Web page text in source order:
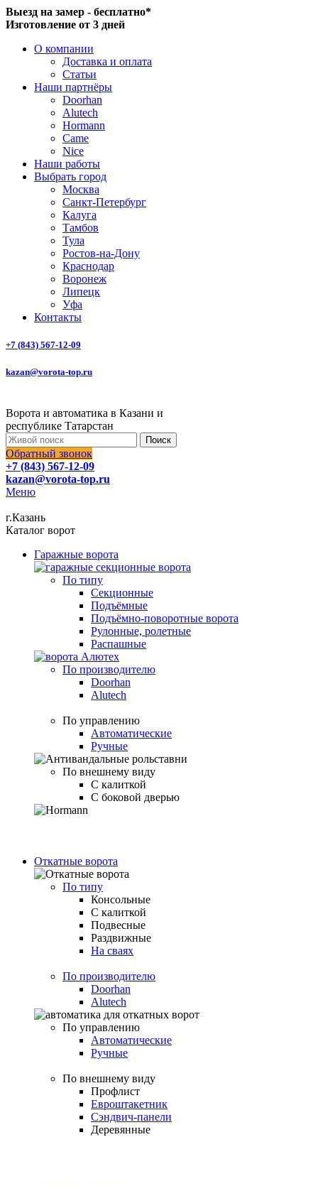
Выезд на замер - бесплатно*
Изготовление от 3 дней
О компании
Доставка и оплата
Статьи
Наши партнёры
Doorhan
Alutech
Hormann
Came
Nice
Наши работы
Выбрать город
Москва
Санкт-Петербург
Калуга
Тамбов
Тула
Ростов-на-Дону
Краснодар
Воронеж
Липецк
Уфа
Контакты
+7 (843) 567-12-09
kazan@vorota-top.ru
Ворота и автоматика в Казани и
республике Татарстан
Поиск
Обратный звонок
+7 (843) 567-12-09
kazan@vorota-top.ru
Меню
г.Казань
Каталог ворот
Гаражные ворота
По типу
Секционные
Подъёмные
Подъёмно-поворотные ворота
Рулонные, ролетные
Распашные
По производителю
Doorhan
Alutech
По управлению
Автоматические
Ручные
По внешнему виду
С калиткой
С боковой дверью
Откатные ворота
По типу
Консольные
С калиткой
Подвесные
Раздвижные
На сваях
По производителю
Doorhan
Alutech
По управлению
Автоматические
Ручные
По внешнему виду
Профлист
Евроштакетник
Сэндвич-панели
Деревянные